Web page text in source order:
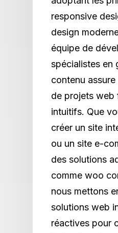
responsive
design
équipe de
spécialistes en
contenu
de projets web
intuitifs. Que
créer un site
ou un site e-
des solutions
comme woo
nous mettons
solutions web
réactives pour